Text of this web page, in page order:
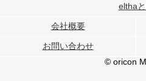
このサイトでは Cookie を使用して、ユ
行っています。
メディアや広告配信、データ解析の各パ
各パートナーは、この情報とユーザーが
ユーザーが各パートナーのサービスを使
eltha
会社概要
お問い合わせ
© oricon